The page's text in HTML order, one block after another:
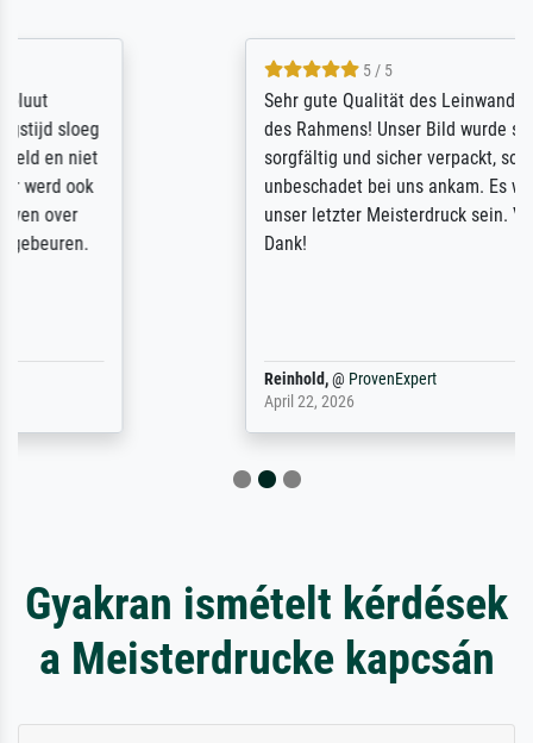
Sehr gute Qualität des Leinwanddrucks und
des Rahmens! Unser Bild wurde sehr
sorgfältig und sicher verpackt, so dass es
unbeschadet bei uns ankam. Es wird nicht
unser letzter Meisterdruck sein. Vielen
ProvenExpert
Gyakran ismételt kérdések
a Meisterdrucke kapcsán